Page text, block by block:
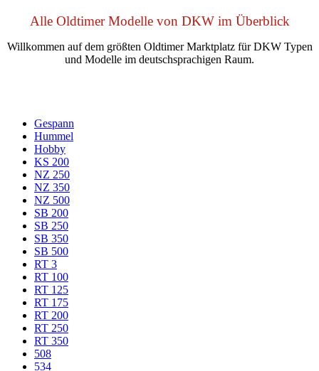
Alle Oldtimer Modelle von DKW im Überblick
Willkommen auf dem größten Oldtimer Marktplatz für DKW Typen
und Modelle im deutschsprachigen Raum.
Gespann
Hummel
Hobby
KS 200
NZ 250
NZ 350
NZ 500
SB 200
SB 250
SB 350
SB 500
RT 3
RT 100
RT 125
RT 175
RT 200
RT 250
RT 350
508
534